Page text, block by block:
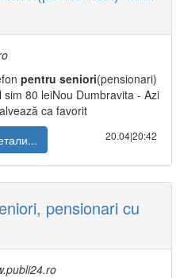
pentru seniori(pensionari)
sim 80 leiNou Dumbravita - Azi
ca favorit
20.04|20:42
pensionari cu